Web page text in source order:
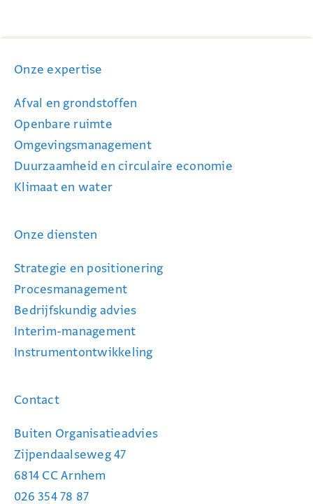
Onze expertise
Afval en grondstoffen
Openbare ruimte
Omgevingsmanagement
Duurzaamheid en circulaire economie
Klimaat en water
Onze diensten
Strategie en positionering
Procesmanagement
Bedrijfskundig advies
Interim-management
Instrumentontwikkeling
Contact
Buiten Organisatieadvies
Zijpendaalseweg 47
6814 CC Arnhem
026 354 78 87